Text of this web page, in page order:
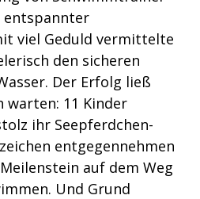
entspannter
viel Geduld vermittelte
den sicheren
Der Erfolg ließ
warten: 11 Kinder
ihr Seepferdchen-
entgegennehmen
auf dem Weg
Und Grund